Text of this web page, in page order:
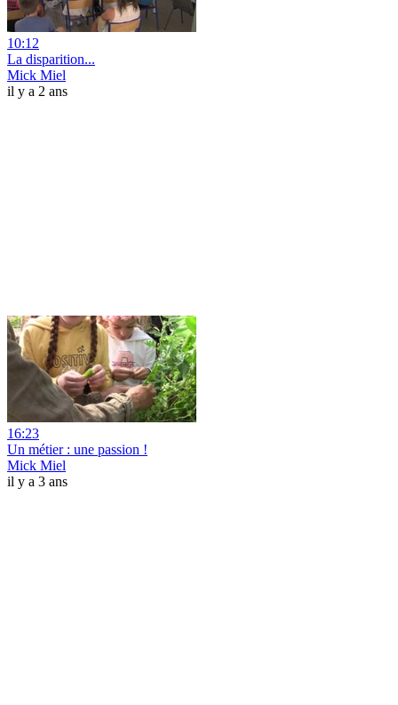
10:12
La disparition...
Mick Miel
il y a 2 ans
16:23
Un métier : une passion !
Mick Miel
il y a 3 ans